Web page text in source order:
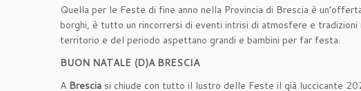
Quella per le Feste di fine anno nella Provincia di Brescia è
borghi, è tutto un rincorrersi di eventi intrisi di atmosfere e
territorio e del periodo aspettano grandi e bambini per far festa.
BUON NATALE (D)A BRESCIA
A Brescia si chiude con tutto il lustro delle Feste il già luccicante